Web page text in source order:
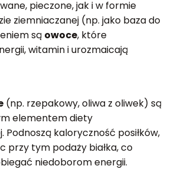
pieczone, jak i w formie
ziemniaczanej (np. jako baza do
są owoce, które
witamin i urozmaicają
(np. rzepakowy, oliwa z oliwek) są
elementem diety
Podnoszą kaloryczność posiłków,
przy tym podaży białka, co
niedoborom energii.